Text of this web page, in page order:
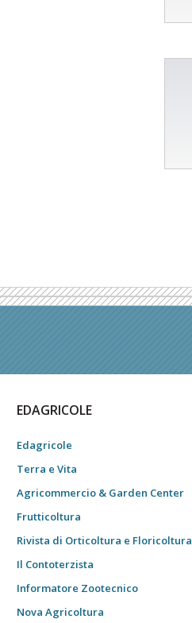
EDAGRICOLE
Edagricole
Terra e Vita
Agricommercio & Garden Center
Frutticoltura
Rivista di Orticoltura e Floricoltura
Il Contoterzista
Informatore Zootecnico
Nova Agricoltura